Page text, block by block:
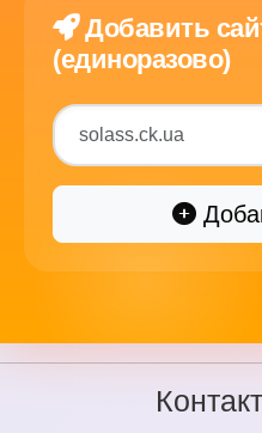
Добавить
(единоразово)